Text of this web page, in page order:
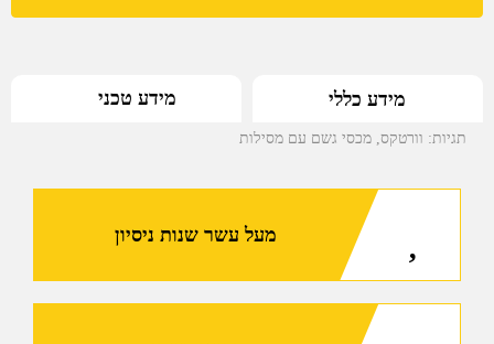
גשם
למשקפות
מידע כללי מידע טכני
תגיות: וורטקס מכסי גשם עם מסילות
מעל עשר שנות ניסיון